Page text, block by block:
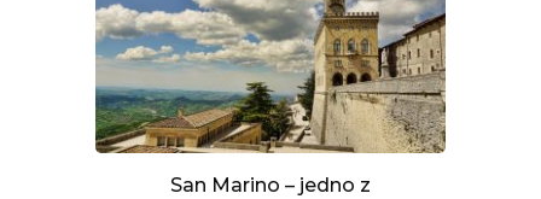
San Marino – jedno z